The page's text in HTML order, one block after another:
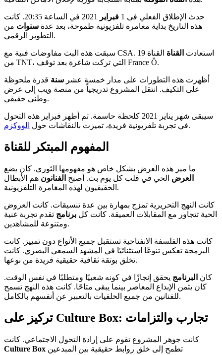
حدث الإطلاق الفعلي في 1 فبراير
2021 في الساعة 20:35. كانت
هذه التاريخ بداية مغامرة تلفزيونية طموحة، بعد عدة سنوات من
التطوير الرقمي.
سبقت هذه البث مفاوضات فنية مع CSA. استعادت القناة
القناة 19
من TNT، التي تركت شاغرة بعد توقف France Ô.
أظهرت هذه التطورات على مدار خمسة عشر سنة قدرة ملحوظة
على التكيف. انتقل المشروع تدريجياً من منصة ويب إلى عرض
وطني حقيقي.
سيبقى شهر يناير 2021 كلحظة حاسمة. ثم أظهر فبراير هذه التحول
في تجربة تلفزيونية فريدة، تميزت بالنقاشات حول الووكزم .
المفهوم المبتكر للقناة
ما ميز هذه العرض بشكل خاص هو مفهومها الثوري. كان يضع
العرض الحي في قلب كل يوم بث. أصبح الفنانون هم الأبطال
الحقيقيون لهذه المغامرة التلفزيونية.
كانت النهج التحريرية تمزج بمهارة بين عدة تنسيقات. كانت العروض
الحية تتجاور مع المقابلات العميقة. كانت كل برنامج تقدم تجربة غنية
ومتنوعة للمشاهدين.
كانت هذه الفلسفة الانفتاحية تستقبل جميع الأنواع دون تمييز. كانت
البرمجة تعكس تنوعًا استثنائيًا في المشهد السمعي البصري. كانت
تخلق بوتقة ثقافية حقيقية فريدة من نوعها.
كان البرنامج يحقق إنجازًا في كونه شعبيًا ومتطلبًا في نفس الوقت.
كان يثمن الإبداع المعاصر بينما يبقى متاحًا. كانت هذه النهج تسمح
للفنانين من جميع الخلفيات بالتعبير عن أنفسهم بالكامل.
تركيز على Culture Box: تجارب والتزامات
كانت جوهر المشروع تقوم على إرادة التحول الاجتماعي. كانت
Culture Box